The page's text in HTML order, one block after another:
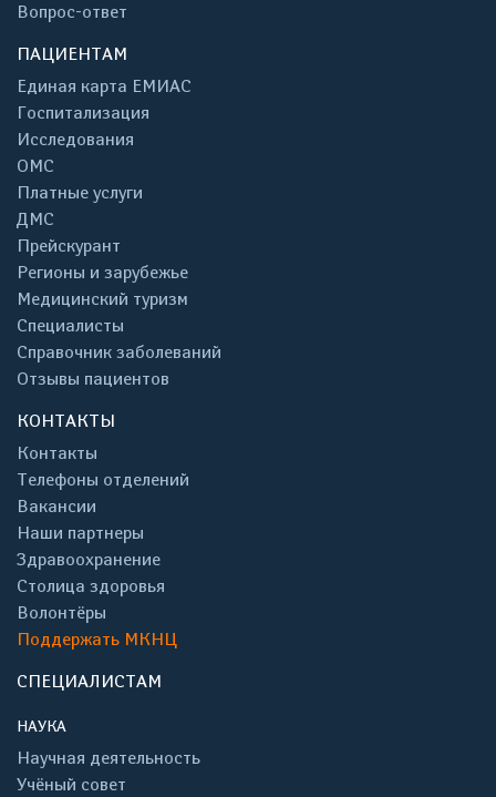
Вопрос-ответ
ПАЦИЕНТАМ
Единая карта ЕМИАС
Госпитализация
Исследования
ОМС
Платные услуги
ДМС
Прейскурант
Регионы и зарубежье
Медицинский туризм
Специалисты
Справочник заболеваний
Отзывы пациентов
КОНТАКТЫ
Контакты
Телефоны отделений
Вакансии
Наши партнеры
Здравоохранение
Столица здоровья
Волонтёры
Поддержать МКНЦ
СПЕЦИАЛИСТАМ
НАУКА
Научная деятельность
Учёный совет